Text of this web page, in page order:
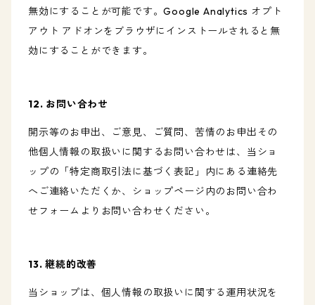
無効にすることが可能です。Google Analytics オプト
アウト アドオンをブラウザにインストールされると無
効にすることができます。
12. お問い合わせ
開示等のお申出、ご意見、ご質問、苦情のお申出その
他個人情報の取扱いに関するお問い合わせは、当ショ
ップの「特定商取引法に基づく表記」内にある連絡先
へご連絡いただくか、ショップページ内のお問い合わ
せフォームよりお問い合わせください。
13. 継続的改善
当ショップは、個人情報の取扱いに関する運用状況を